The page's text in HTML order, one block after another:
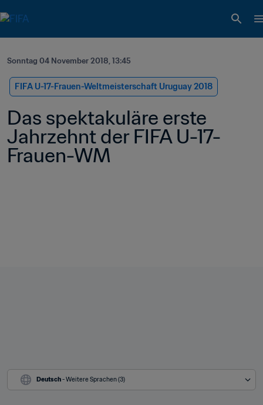
Sonntag 04 November 2018, 13:45
FIFA U-17-Frauen-Weltmeisterschaft Uruguay 2018
Das spektakuläre erste
Jahrzehnt der FIFA U-17-
Frauen-WM
Deutsch - Weitere Sprachen (3)